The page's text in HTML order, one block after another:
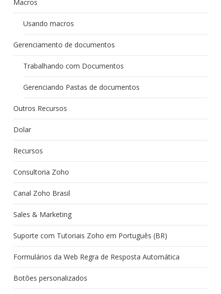
Macros
Usando macros
Gerenciamento de documentos
Trabalhando com Documentos
Gerenciando Pastas de documentos
Outros Recursos
Dolar
Recursos
Consultoria Zoho
Canal Zoho Brasil
Sales & Marketing
Suporte com Tutoriais Zoho em Português (BR)
Formulários da Web Regra de Resposta Automática
Botões personalizados